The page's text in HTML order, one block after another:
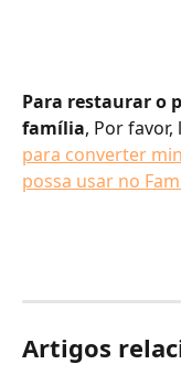
Para restaurar o
família, Por
para converter
possa usar no
Artigos